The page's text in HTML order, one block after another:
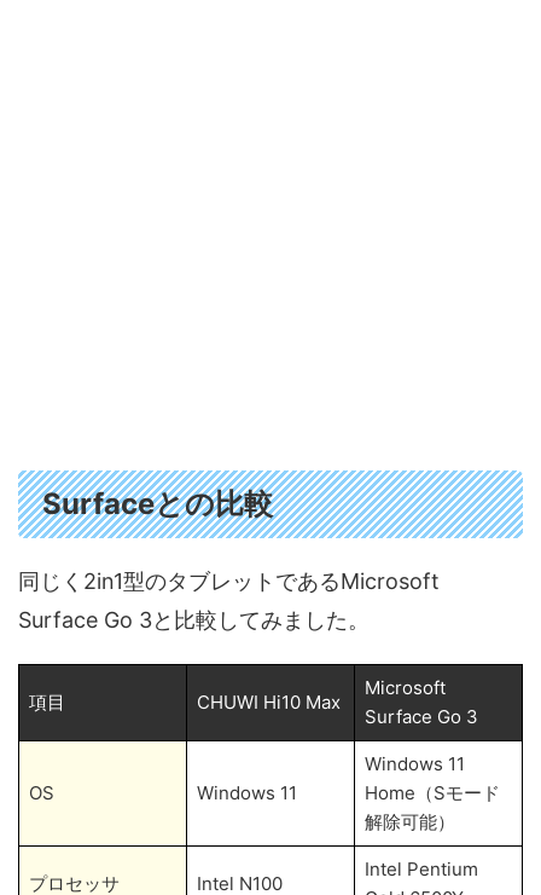
Surfaceとの比較
同じく2in1型のタブレットであるMicrosoft
Surface Go 3と比較してみました。
項目 CHUWI Hi10 Max
Microsoft
Surface Go 3
OS Windows 11
Windows 11
Home（Sモード
解除可能）
プロセッサ Intel N100
Intel Pentium